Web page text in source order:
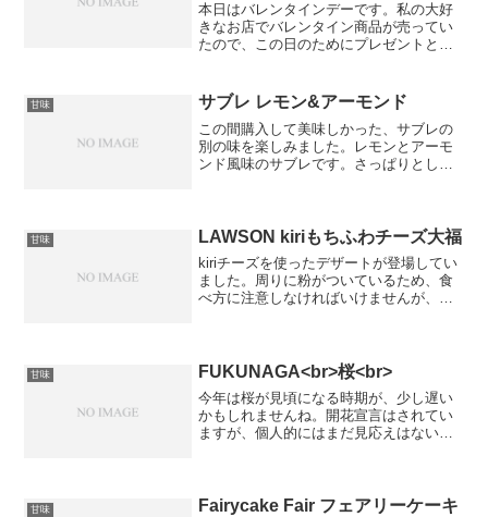
本日はバレンタインデーです。私の大好
きなお店でバレンタイン商品が売ってい
たので、この日のためにプレゼントとし
でした。ふわふわ。さすがシフォンケー
キ。全然甘くないので、甘...
甘味 サブレ レモン&アーモンド
この間購入して美味しかった、サブレの
別の味を楽しみました。レモンとアーモ
ンド風味のサブレです。さっぱりとした
甘味 LAWSON kiriもちふわチーズ大福
kiriチーズを使ったデザートが登場してい
ました。周りに粉がついているため、食
べ方に注意しなければいけませんが、チ
甘味 FUKUNAGA<br>桜<br>
今年は桜が見頃になる時期が、少し遅い
かもしれませんね。開花宣言はされてい
ますが、個人的にはまだ見応えはないよ
ビや割れがあります...
甘味
Fairycake Fair フェアリーケーキ